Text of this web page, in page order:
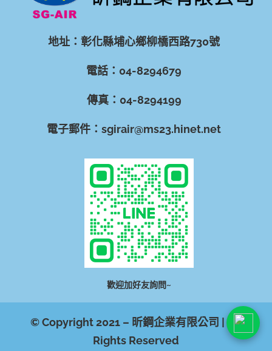
地址：彰化縣埔心鄉柳橋西路730號
電話：04-8294679
傳真：04-8294199
電子郵件：sgirair@ms23.hinet.net
歡迎加好友詢問~
© Copyright 2021 – 昕鋼企業有限公司 | All
Rights Reserved